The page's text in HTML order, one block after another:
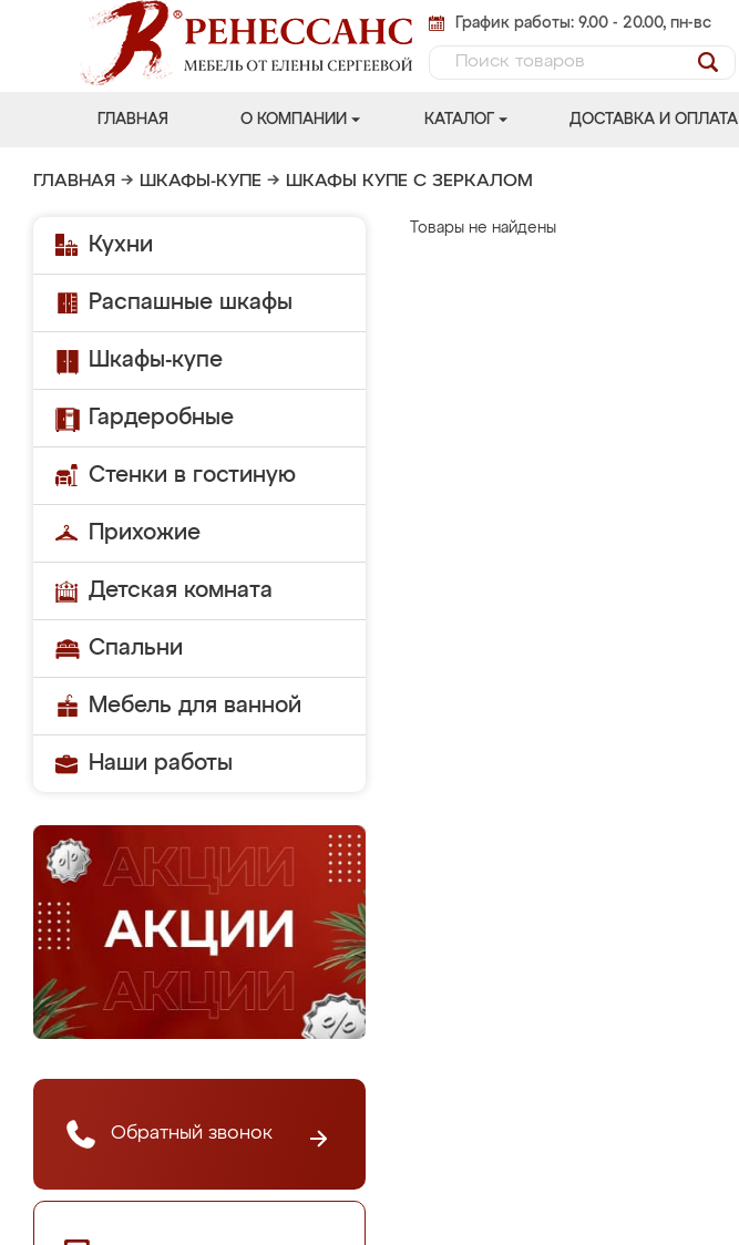
График работы: 9.00 - 20.00, пн-вс
ГЛАВНАЯ О КОМПАНИИ КАТАЛОГ ДОСТАВКА И ОПЛАТА
ГЛАВНАЯ → ШКАФЫ-КУПЕ → ШКАФЫ КУПЕ С ЗЕРКАЛОМ
Кухни
Распашные шкафы
Шкафы-купе
Гардеробные
Стенки в гостиную
Прихожие
Детская комната
Спальни
Мебель для ванной
Наши работы
Обратный звонок
Товары не найдены